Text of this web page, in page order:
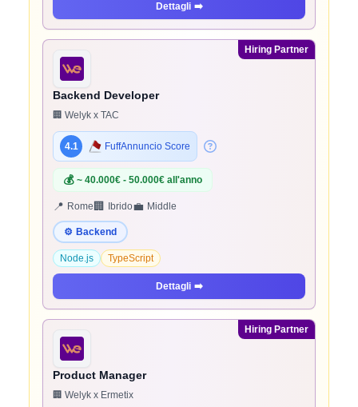
Dettagli ➡️
Hiring Partner
Backend Developer
🏢 Welyk x TAC
4.1 FuffAnnuncio Score
💰 ~ 40.000€ - 50.000€ all'anno
📍 Rome 🏢 Ibrido💼 Middle
⚙️ Backend
Node.js TypeScript
Dettagli ➡️
Hiring Partner
Product Manager
🏢 Welyk x Ermetix